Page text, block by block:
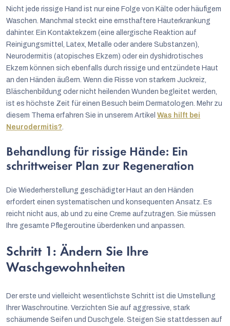
Nicht jede rissige Hand ist nur eine Folge von Kälte oder häufigem
Waschen. Manchmal steckt eine ernsthaftere Hauterkrankung
dahinter. Ein Kontaktekzem (eine allergische Reaktion auf
Reinigungsmittel, Latex, Metalle oder andere Substanzen),
Neurodermitis (atopisches Ekzem) oder ein dyshidrotisches
Ekzem können sich ebenfalls durch rissige und entzündete Haut
an den Händen äußern. Wenn die Risse von starkem Juckreiz,
Bläschenbildung oder nicht heilenden Wunden begleitet werden,
ist es höchste Zeit für einen Besuch beim Dermatologen. Mehr zu
diesem Thema erfahren Sie in unserem Artikel Was hilft bei
Neurodermitis?
Behandlung für rissige Hände: Ein
schrittweiser Plan zur Regeneration
Die Wiederherstellung geschädigter Haut an den Händen
erfordert einen systematischen und konsequenten Ansatz. Es
reicht nicht aus, ab und zu eine Creme aufzutragen. Sie müssen
Ihre gesamte Pflegeroutine überdenken und anpassen.
Schritt 1: Ändern Sie Ihre
Waschgewohnheiten
Der erste und vielleicht wesentlichste Schritt ist die Umstellung
Ihrer Waschroutine. Verzichten Sie auf aggressive, stark
schäumende Seifen und Duschgele. Steigen Sie stattdessen auf